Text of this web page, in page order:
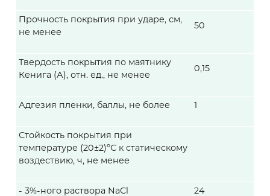
Прочность покрытия при ударе, см,
не менее
50
Твердость покрытия по маятнику
Кенига (А), отн. ед., не менее
0,15
Адгезия пленки, баллы, не более 1
Стойкость покрытия при
температуре (20±2)ºС к статическому
воздествию, ч, не менее
- 3%-ного раствора NaCl 24